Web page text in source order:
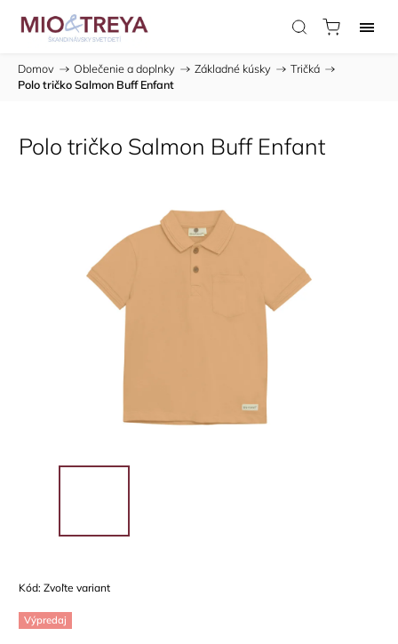
Domov / Oblečenie a doplnky / Základné kúsky / Tričká /
Polo tričko Salmon Buff Enfant
Polo tričko Salmon Buff Enfant
Kód: Zvoľte variant
Výpredaj